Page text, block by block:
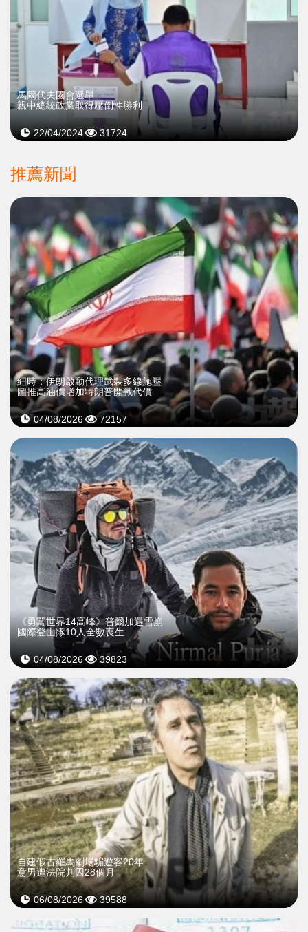
馬爾代夫國會選舉
親中總統政黨取得壓倒性勝利
22/04/2024 31724
推薦新聞
紐時：伊朗啟動代理武裝多線施壓
圖推高油價增加特朗普開戰代價
04/08/2026 72157
《勇闖世界14高峰》普爾加遇雪崩
國際登山隊10人全數喪生
04/08/2026 39823
自建假古羅馬劇場騙遊客20年
意男遭法院判囚28個月
06/08/2026 39588